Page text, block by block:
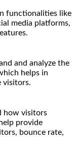
functionalities like
media platforms,
and analyze the
helps in
visitors.
how visitors
provide
bounce rate,